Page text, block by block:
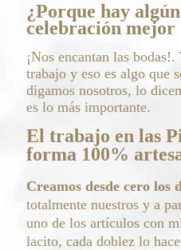
¿Porque hay
celebración mejor
¡Nos encantan las
trabajo y eso es algo que
digamos nosotros, lo
es lo más importante.
El trabajo en las
forma 100%
Creamos desde cero los
totalmente nuestros y a
uno de los artículos con
lacito, cada doblez lo